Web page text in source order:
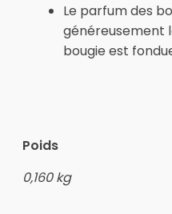
Le parfum des
généreusement
bougie est
Poids
0,160 kg